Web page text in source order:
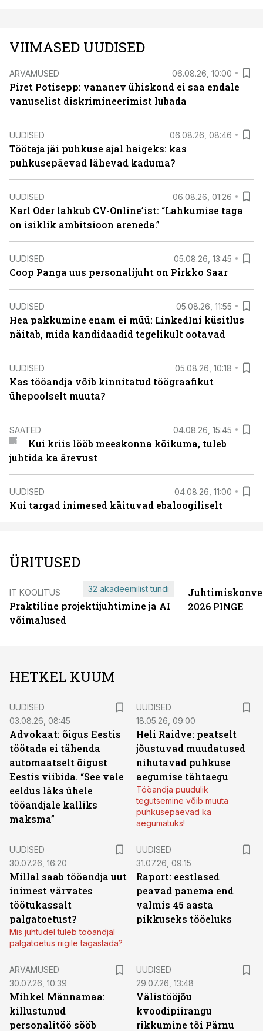
VIIMASED UUDISED
ARVAMUSED 06.08.26, 10:00
Piret Potisepp: vananev ühiskond ei saa endale
vanuselist diskrimineerimist lubada
UUDISED 06.08.26, 08:46
Töötaja jäi puhkuse ajal haigeks: kas
puhkusepäevad lähevad kaduma?
UUDISED 06.08.26, 01:26
Karl Oder lahkub CV-Online’ist: “Lahkumise taga
on isiklik ambitsioon areneda.”
UUDISED 05.08.26, 13:45
Coop Panga uus personalijuht on Pirkko Saar
UUDISED 05.08.26, 11:55
Hea pakkumine enam ei müü: LinkedIni küsitlus
näitab, mida kandidaadid tegelikult ootavad
UUDISED 05.08.26, 10:18
Kas tööandja võib kinnitatud töögraafikut
ühepoolselt muuta?
SAATED 04.08.26, 15:45
Kui kriis lööb meeskonna kõikuma, tuleb
juhtida ka ärevust
UUDISED 04.08.26, 11:00
Kui targad inimesed käituvad ebaloogiliselt
ÜRITUSED
IT KOOLITUS
Praktiline projektijuhtimine ja AI
võimalused
32 akadeemilist tundi
2026 PINGE
HETKEL KUUM
UUDISED
03.08.26, 08:45
Advokaat: õigus Eestis
töötada ei tähenda
automaatselt õigust
Eestis viibida. “See vale
eeldus läks ühele
tööandjale kalliks
maksma”
UUDISED
18.05.26, 09:00
Heli Raidve: peatselt
jõustuvad muudatused
nihutavad puhkuse
aegumise tähtaegu
Tööandja puudulik
tegutsemine võib muuta
puhkusepäevad ka
aegumatuks!
UUDISED
30.07.26, 16:20
Millal saab tööandja uut
inimest värvates
töötukassalt
palgatoetust?
Mis juhtudel tuleb tööandjal
palgatoetus riigile tagastada?
UUDISED
31.07.26, 09:15
Raport: eestlased
peavad panema end
valmis 45 aasta
pikkuseks tööeluks
ARVAMUSED
30.07.26, 10:39
Mihkel Männamaa:
killustunud
personalitöö sööb
UUDISED
29.07.26, 13:48
Välistööjõu
kvoodipiirangu
rikkumine tõi Pärnu